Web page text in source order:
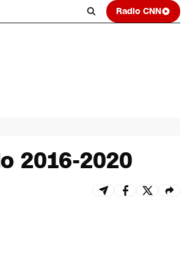
Radio CNN
2016-2020